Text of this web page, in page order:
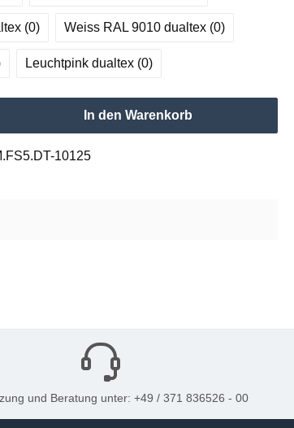
(0) Weiss RAL 9010 dualtex (0)
Leuchtpink dualtex (0)
In den Warenkorb
10125
und Beratung unter: +49 / 371 836526 - 00